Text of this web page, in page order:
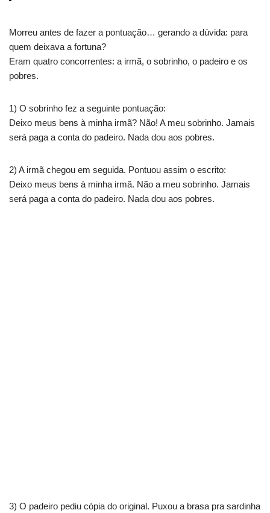
Morreu antes de fazer a pontuação… gerando a dúvida: para
quem deixava a fortuna?
Eram quatro concorrentes: a irmã, o sobrinho, o padeiro e os
pobres.
1) O sobrinho fez a seguinte pontuação:
Deixo meus bens à minha irmã? Não! A meu sobrinho. Jamais
será paga a conta do padeiro. Nada dou aos pobres.
2) A irmã chegou em seguida. Pontuou assim o escrito:
Deixo meus bens à minha irmã. Não a meu sobrinho. Jamais
será paga a conta do padeiro. Nada dou aos pobres.
3) O padeiro pediu cópia do original. Puxou a brasa pra sardinha